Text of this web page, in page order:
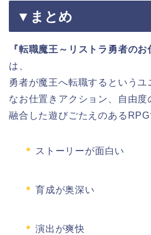
▼まとめ
『転職魔王～リストラ勇者のお
は、
勇者が魔王へ転職するという
なお仕置きアクション、自由
融合した遊びごたえのあるRPG
ストーリーが面白い
育成が奥深い
演出が爽快